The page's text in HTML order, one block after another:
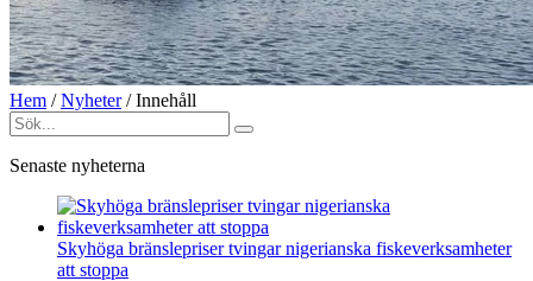
Hem /Nyheter/Innehåll
Senaste nyheterna
Skyhöga bränslepriser tvingar nigerianska fiskeverksamheter
att stoppa